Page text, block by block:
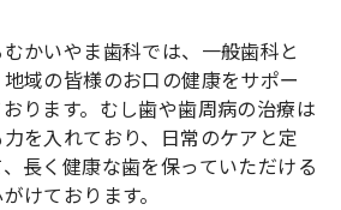
かいやま歯科では、一般歯科と
域の皆様のお口の健康をサポー
ります。むし歯や歯周病の治療は
を入れており、日常のケアと定
長く健康な歯を保っていただける
けております。